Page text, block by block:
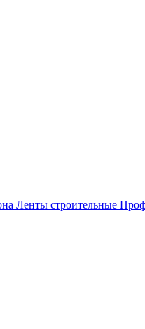
Ленты строительные